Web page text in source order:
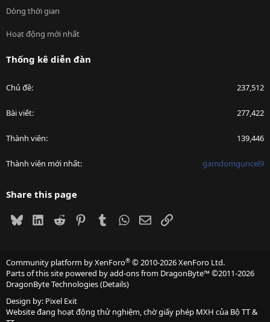
Dòng thời gian
Hoạt động mới nhất
Thống kê diễn đàn
Chủ đề 237,512
Bài viết 277,422
Thành viên 139,446
Thành viên mới nhất gamdomguncel9
Share this page
BlueskyLinkedIn
Reddit PinterestTumblrWhatsApp
EmailLink
Community platform by XenForo® © 2010-2026 XenForo Ltd.
Parts of this site powered byadd-ons from DragonByte™©2011-2026
DragonByte Technologies(Details)
Design by: Pixel Exit
Website đang hoạt động thử nghiệm, chờ giấy phép MXH của Bộ TT &